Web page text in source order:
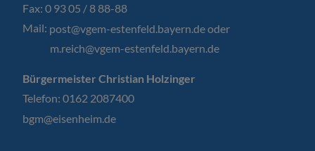
Fax: 0 93 05 / 8 88-88
Mail: post@vgem-estenfeld.bayern.de oder
m.reich@vgem-estenfeld.bayern.de
Bürgermeister Christian Holzinger
Telefon: 0162 2087400
bgm@eisenheim.de